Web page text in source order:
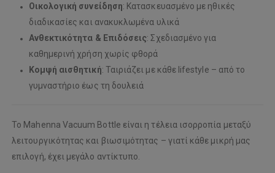
Οικολογική συνείδηση: Κατασκευασμένο με ηθικές
διαδικασίες και ανακυκλωμένα υλικά
Ανθεκτικότητα & Επιδόσεις: Σχεδιασμένο για
καθημερινή χρήση χωρίς φθορά
Κομψή αισθητική: Ταιριάζει με κάθε lifestyle – από το
γυμναστήριο έως τη δουλειά
Το Mahenna Vacuum Bottle είναι η τέλεια ισορροπία μεταξύ
λειτουργικότητας και βιωσιμότητας – γιατί κάθε μικρή μας
επιλογή, έχει μεγάλο αντίκτυπο.